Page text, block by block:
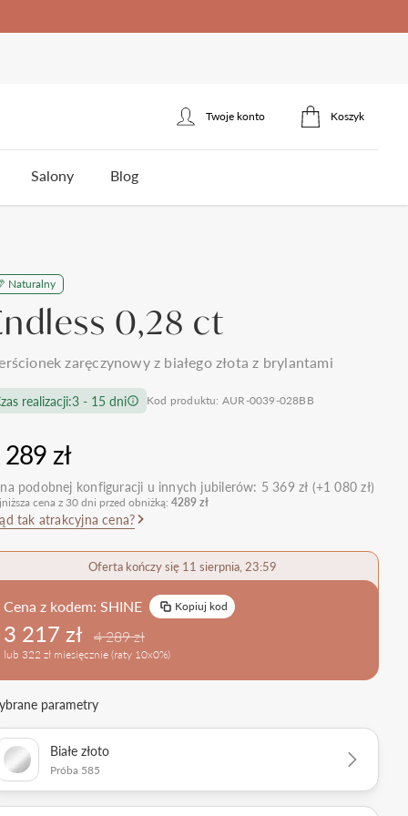
Twoje konto Koszyk
jednokamieniowe
trójkamieniowe
organiczny
klasyczne
obrączkowe
dostawki
Zobacz wszystkie >
do 2000zł
do 5000zł
>
klasyczne
nowoczesne
nietypowe
Obrączki Ślubne
Sprawdź bestsellery
Zobacz trendy
zaręczynowy
Kontakt
Salony Blog
wesela i ślubu Polecane produkty
Naturalny
0,28 ct
zaręczynowy z białego złota z brylantami
realizacji:3 - 15 dni Kod produktu: AUR-0039-028BB
zł
podobnej konfiguracji u innych jubilerów: 5 369 zł (+1 080 zł)
cena z 30 dni przed obniżką: 4289 zł
tak atrakcyjna cena?
Oferta kończy się 11 sierpnia, 23:59
Cena z kodem: SHINE Kopiuj kod
3 217 zł 4 289 zł
lub 322 zł miesięcznie (raty 10x0%)
parametry
Białe złoto
Próba 585